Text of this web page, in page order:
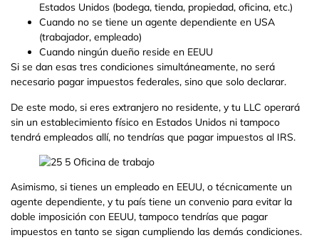
Estados Unidos (bodega, tienda, propiedad, oficina, etc.)
Cuando no se tiene un agente dependiente en USA
(trabajador, empleado)
Cuando ningún dueño reside en EEUU
Si se dan esas tres condiciones simultáneamente, no será
necesario pagar impuestos federales, sino que solo declarar.
De este modo, si eres extranjero no residente, y tu LLC operará
sin un establecimiento físico en Estados Unidos ni tampoco
tendrá empleados allí, no tendrías que pagar impuestos al IRS.
Asimismo, si tienes un empleado en EEUU, o técnicamente un
agente dependiente, y tu país tiene un convenio para evitar la
doble imposición con EEUU, tampoco tendrías que pagar
impuestos en tanto se sigan cumpliendo las demás condiciones.